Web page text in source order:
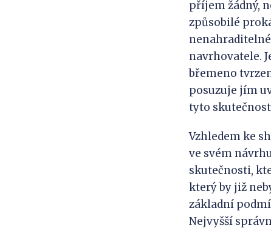
příjem žádný,
způsobilé
navrhovatele.
břemeno
posuzuje jím
tyto
Vzhledem ke
ve svém
skutečnosti,
který by již
základní
Nejvyšší